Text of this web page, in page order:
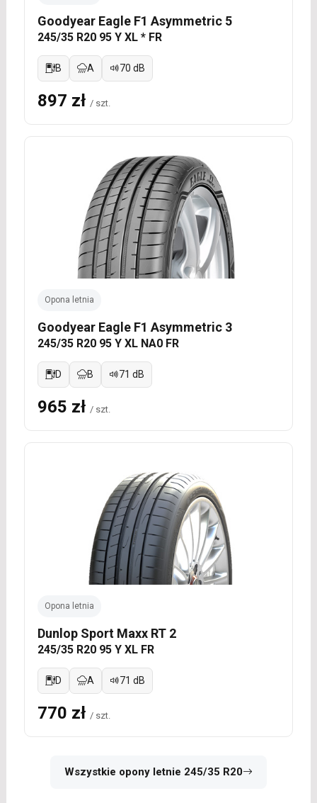
Goodyear Eagle F1 Asymmetric 5
245/35 R20 95 Y XL * FR
B A 70 dB
897 zł / szt.
Opona letnia
Goodyear Eagle F1 Asymmetric 3
245/35 R20 95 Y XL NA0 FR
D B 71 dB
965 zł / szt.
Opona letnia
Dunlop Sport Maxx RT 2
245/35 R20 95 Y XL FR
D A 71 dB
770 zł / szt.
Wszystkie opony letnie 245/35 R20